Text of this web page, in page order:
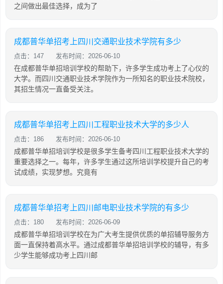
之间做出最佳选择，成为了
成都普华单招考上四川交通职业技术学院有多少
点击：147 发布时间：2026-06-10
在成都普华单招培训学校的帮助下，许多学生成功考上了心仪的
大学。而四川交通职业技术学院作为一所知名的职业技术院校，
其招生情况一直备受关注。
成都普华单招考上四川工程职业技术大学的多少人
点击：186 发布时间：2026-06-10
成都普华单招培训学校是很多学生备考四川工程职业技术大学的
重要选择之一。每年，许多学生通过这所培训学校提升自己的考
试成绩，实现梦想。究竟有
成都普华单招考上四川邮电职业技术学院的有多少
点击：180 发布时间：2026-06-09
成都普华单招培训学校在为广大考生提供优质的单招辅导服务方
面一直保持着高水平。通过成都普华单招培训学校的辅导，有多
少学生能够成功考上四川邮